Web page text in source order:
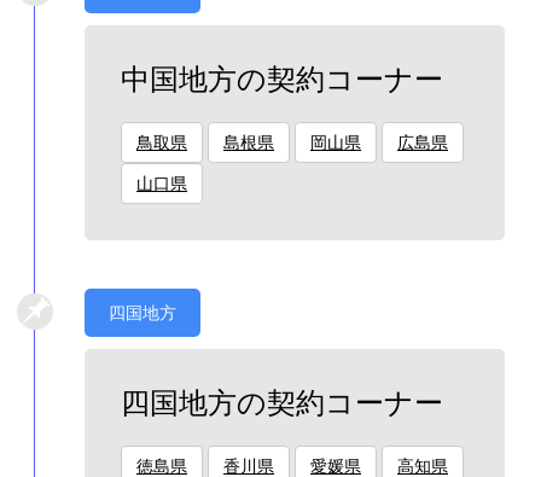
中国地方の契約コーナー
鳥取県 島根県 岡山県 広島県
山口県
四国地方
四国地方の契約コーナー
徳島県 香川県 愛媛県 高知県